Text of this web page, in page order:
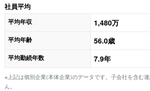
社員平均
平均年収 1,480万
平均年齢 56.0歳
平均勤続年数 7.9年
※上記は個別企業(本体企業)のデータです。子会社を含む
ん。